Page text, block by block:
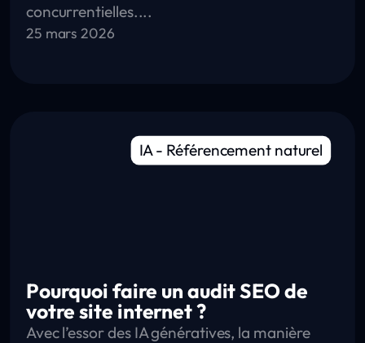
concurrentielles....
25 mars 2026
IA- Référencement naturel
Pourquoi faire un audit SEO de
votre site internet ?
Avec l’essor des IA génératives, la manière